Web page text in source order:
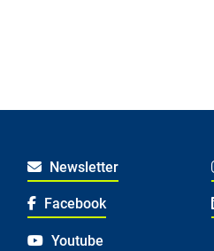
Newsletter
Facebook
Youtube